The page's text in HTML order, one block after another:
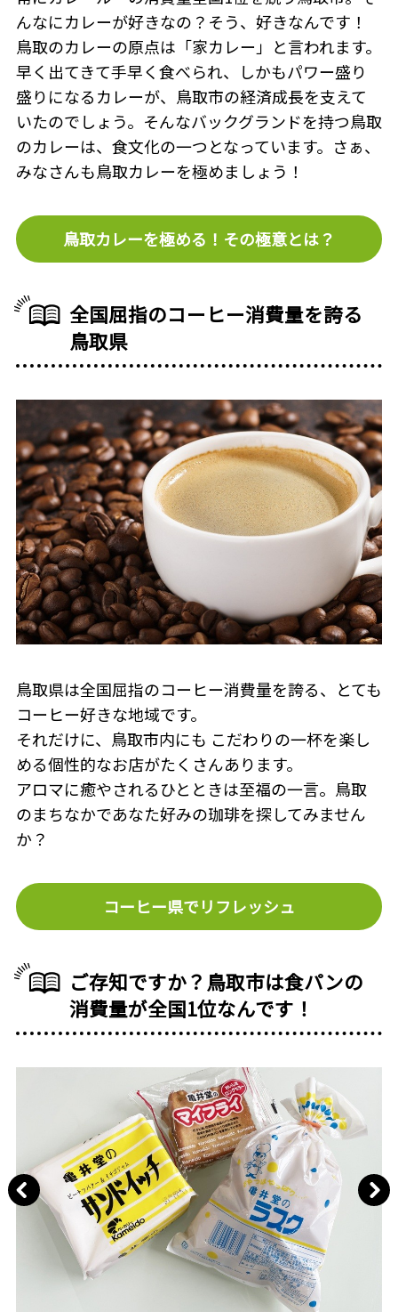
んなにカレーが好きなの？そう、好きなんです！
鳥取のカレーの原点は「家カレー」と言われます。
早く出てきて手早く食べられ、しかもパワー盛り
盛りになるカレーが、鳥取市の経済成長を支えて
いたのでしょう。そんなバックグランドを持つ鳥取
のカレーは、食文化の一つとなっています。さぁ、
みなさんも鳥取カレーを極めましょう！
鳥取カレーを極める！その極意とは？
全国屈指のコーヒー消費量を誇る
鳥取県
鳥取県は全国屈指のコーヒー消費量を誇る、とても
コーヒー好きな地域です。
それだけに、鳥取市内にも こだわりの一杯を楽し
める個性的なお店がたくさんあります。
アロマに癒やされるひとときは至福の一言。鳥取
のまちなかであなた好みの珈琲を探してみません
か？
コーヒー県でリフレッシュ
ご存知ですか？鳥取市は食パンの
消費量が全国1位なんです！